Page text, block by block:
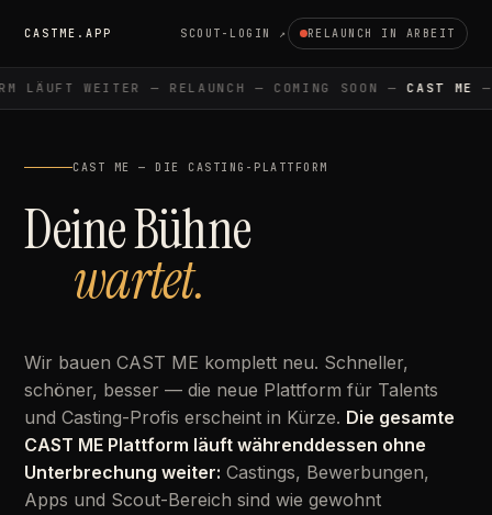
CASTME.APP SCOUT-LOGIN ↗ RELAUNCH IN ARBEIT
LÄUFT WEITER — RELAUNCH — COMING SOON — CAST ME—
CAST ME — DIE CASTING-PLATTFORM
Deine Bühne
wartet.
Wir bauen CAST ME komplett neu. Schneller,
schöner, besser — die neue Plattform für Talents
und Casting-Profis erscheint in Kürze. Die gesamte
CAST ME Plattform läuft währenddessen ohne
Unterbrechung weiter: Castings, Bewerbungen,
Apps und Scout-Bereich sind wie gewohnt